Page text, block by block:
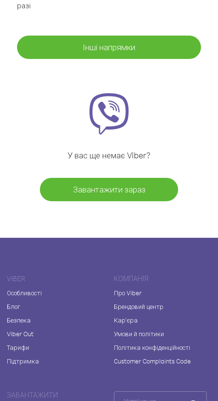
разі
Інші напрямки
У вас ще немає Viber?
Завантажити зараз
VIBER
Особливості
Блог
Безпека
Viber Out
Тарифи
Підтримка
КОМПАНІЯ
Про Viber
Брендовий центр
Кар'єра
Умови й політики
Політика конфіденційності
Customer Complaints Code
ЗАВАНТАЖИТИ